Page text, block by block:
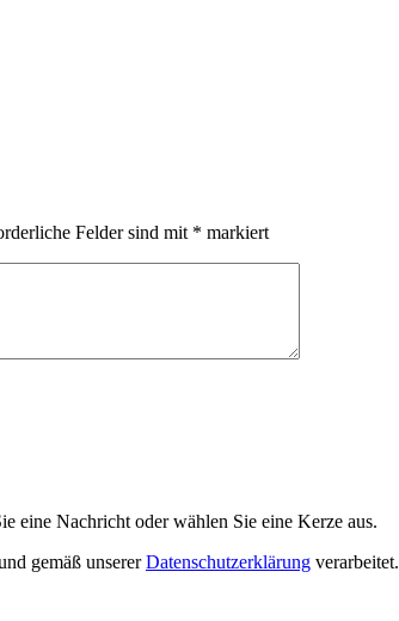
Felder sind mit * markiert
eine Nachricht oder wählen Sie eine Kerze aus.
gemäß unsererDatenschutzerklärung verarbeitet.